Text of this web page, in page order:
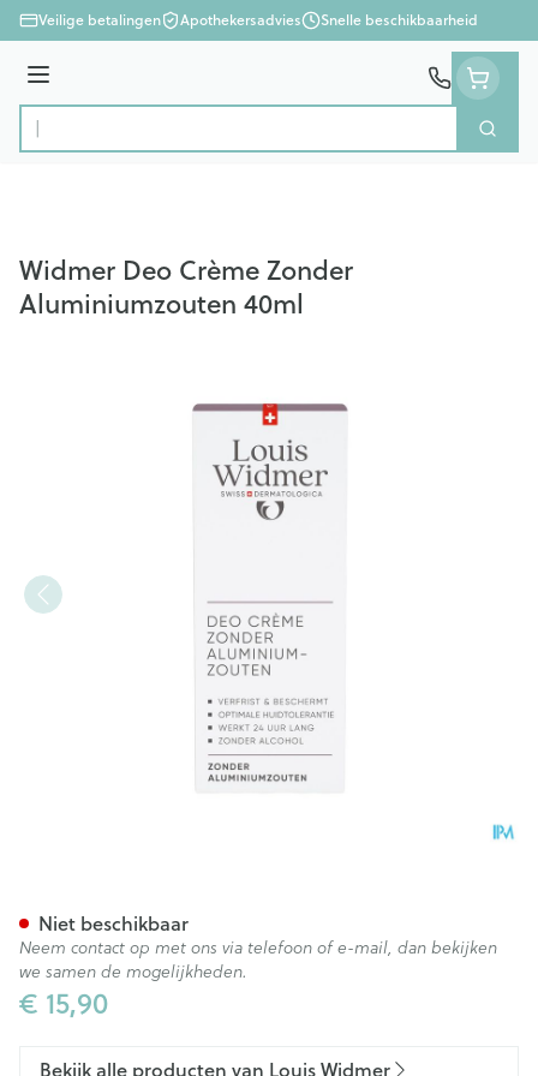
Ga naar de inhoud
Veilige betalingen Apothekersadvies Snelle beschikbaarheid
Menu
Product, merk, categorie... Zoek
Widmer Deo Crème Zonder
Aluminiumzouten 40ml
€ 15,90
Niet beschikbaar
Neem contact op met ons via telefoon of e-mail, dan bekijken
we samen de mogelijkheden.
Bekijk alle producten van Louis Widmer